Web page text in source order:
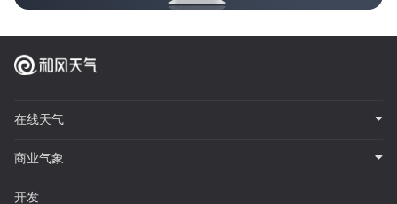
在线天气
商业气象
开发